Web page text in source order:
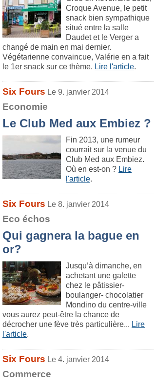
Croque Avenue, le petit
snack bien sympathique
situé entre la salle
Daudet et le Verger a
changé de main en mai dernier.
Végétarienne convaincue, Valérie en a fait
le 1er snack sur ce thème. Lire l'article.
Six Fours Le 9. janvier 2014
Economie
Le Club Med aux Embiez ?
Fin 2013, une rumeur
courrait sur la venue du
Club Med aux Embiez.
Où en est-on ? Lire
l'article.
Six Fours Le 8. janvier 2014
Eco échos
Qui gagnera la bague en
or?
Jusqu’à dimanche, en
achetant une galette
chez le pâtissier-
boulanger- chocolatier
Mondino du centre-ville
vous aurez peut-être la chance de
décrocher une fève très particulière... Lire
l'article.
Six Fours Le 4. janvier 2014
Commerce